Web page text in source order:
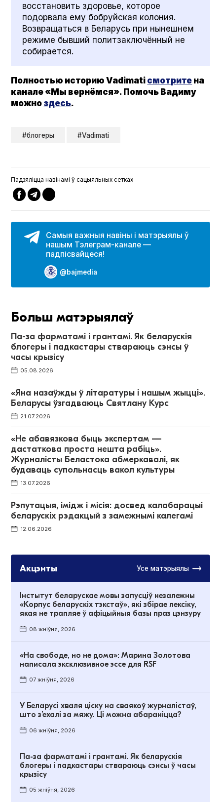
восстановить здоровье, которое
подорвала ему бобруйская колония.
Возвращаться в Беларусь при нынешнем
режиме бывший политзаключённый не
собирается.
Полностью историю Vadi­mati смотрите на
канале «Мы вернёмся». Помочь Вадиму
можно здесь.
#блогеры #Vadimati
Падзяліцца навінамі ў сацыяльных сетках
Самыя важныя навіны і матэрыялы ў
нашым Тэлеграм-канале —
падпісвайцеся!
@bajmedia
Больш матэрыялаў
Па-за фарматамі і грантамі. Як беларускія
блогеры і падкастары ствараюць сэнсы ў
часы крызісу
05.08.2026
«Яна назаўжды ў літаратуры і нашым жыцці».
Беларусы ўзгадваюць Святлану Курс
21.07.2026
«Не абавязкова быць экспертам —
дастаткова проста нешта рабіць».
Журналісты Беластока абмеркавалі, як
будаваць супольнасць вакол культуры
13.07.2026
Рэпутацыя, імідж і місія: досвед калабарацыі
беларускіх рэдакцый з замежнымі калегамі
12.06.2026
Акцэнты Усе матэрыялы
Інстытут беларускае мовы запусціў незалежны
«Корпус беларускіх тэкстаў», які збірае лексіку,
якая не трапляе ў афіцыйныя базы праз цэнзуру
08 жніўня, 2026
«На свободе, но не дома»: Марина Золотова
написала эксклюзивное эссе для RSF
07 жніўня, 2026
У Беларусі хваля ціску на сваякоў журналістаў,
што з’ехалі за мяжу. Ці можна абараніцца?
06 жніўня, 2026
Па-за фарматамі і грантамі. Як беларускія
блогеры і падкастары ствараюць сэнсы ў часы
крызісу
05 жніўня, 2026